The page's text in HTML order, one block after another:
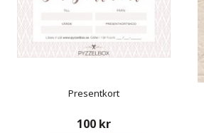
Presentkort
100 kr